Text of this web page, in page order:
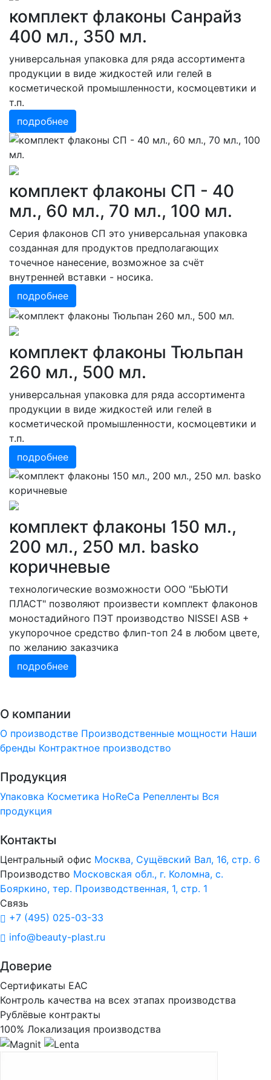
комплект флаконы Санрайз
400 мл., 350 мл.
универсальная упаковка для ряда ассортимента
продукции в виде жидкостей или гелей в
косметической промышленности, космоцевтики и
т.п.
подробнее
комплект флаконы СП - 40
мл., 60 мл., 70 мл., 100 мл.
Серия флаконов СП это универсальная упаковка
созданная для продуктов предполагающих
точечное нанесение, возможное за счёт
внутренней вставки - носика.
подробнее
комплект флаконы Тюльпан
260 мл., 500 мл.
универсальная упаковка для ряда ассортимента
продукции в виде жидкостей или гелей в
косметической промышленности, космоцевтики и
т.п.
подробнее
комплект флаконы 150 мл.,
200 мл., 250 мл. basko
коричневые
технологические возможности ООО "БЬЮТИ
ПЛАСТ" позволяют произвести комплект флаконов
моностадийного ПЭТ производство NISSEI ASB +
укупорочное средство флип-топ 24 в любом цвете,
по желанию заказчика
подробнее
О компании
О производстве Производственные мощности Наши
бренды Контрактное производство
Продукция
Упаковка Косметика HoReCa Репелленты Вся
продукция
Контакты
Центральный офис Москва, Сущёвский Вал, 16, стр. 6
Производство Московская обл., г. Коломна, с.
Бояркино, тер. Производственная, 1, стр. 1
Связь
+7 (495) 025-03-33
info@beauty-plast.ru
Доверие
Сертификаты ЕАС
Контроль качества на всех этапах производства
Рублёвые контракты
100% Локализация производства